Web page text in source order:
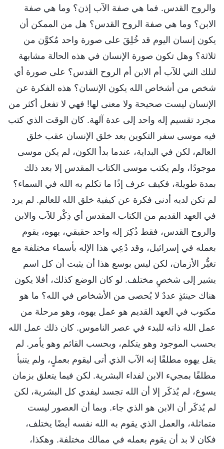
والروح القدس. فما هي صفة الآب إذن؟ وما هي صفة
الابن؟ وما هي صفة الروح القدس؟ هل من الممكن أن
يكون إنسان اليوم قد خُلِقَ على صورة واحد مُكوَّن من
ثلاثة؟ وهل تكون صورة الإنسان في هذه الحالة مشابهة
لتلك التي للآب أم الابن أم الروح القدس؟ على صورة أي
شخص من أشخاص الله يكون الإنسان؟ هذه الفكرة عن
الإنسان ليست صحيحة ولا معنى لها! فهي لا تفعل أكثر من
مجرد تقسيم إله واحد إلى عدة آلهة. كان الوقت الذي كتب
فيه موسى سفر التكوين بعد خلق الإنسان عقب خلق
العالم، لكن في البداية، عندما بدأ الكون، لم يكن موسى
موجودًا، ولم يكتب موسى الكتاب المقدس إلا بعد ذلك
بمدة طويلة، فكيف عرف إذًا ما تكلم به الله في السماء؟
لم تكن لديه أدنى فكرة عن كيفية خلق الله للعالم. لم يرد
في العهد القديم من الكتاب المقدس أي ذِكْر للآب والابن
والروح القدس، فقط ذُكِرَ إله واحد حقيقي، يهوه، يقوم
بعمله في إسرائيل، وقد دُعِي هذا الإله بأسماء مختلفة مع
تغيُّر الأزمان، لكن ليس بوسع هذا أن يثبت أن كل اسم
يشير إلى شخصٍ مختلف. لو كان الوضع كذلك، أفلا يكون
هناك حينئذٍ عددٌ لا يُحصى من الأشخاص في الله؟ ما هو
مكتوب في العهد القديم هو عمل يهوه، وهو مرحلة من
عمل الله ذاته للبدء في عصر الناموس. كان ذلك عمل الله
بحسب الموجود وهو يتكلم، وبحسب القائم وهو يأمر. لم
يقل يهوه مطلقًا إنه الآب الذي أتى ليقوم بعملٍ، ولم يتنبأ
مطلقًا بمجيء الابن لفداء البشرية. لكن فيما يتعلق بزمان
يسوع، لم يُذكَر إلا أن الله تجسد ليفدي كل البشرية، لكن
لم يُذكَر أن الابن هو الذي جاء. وبما أن العصور ليست
متماثلة، والعمل الذي يقوم به الله نفسه أيضًا يختلف،
فكان لا بد أن يقوم بعمله في ممالك مختلفة. وهكذا،